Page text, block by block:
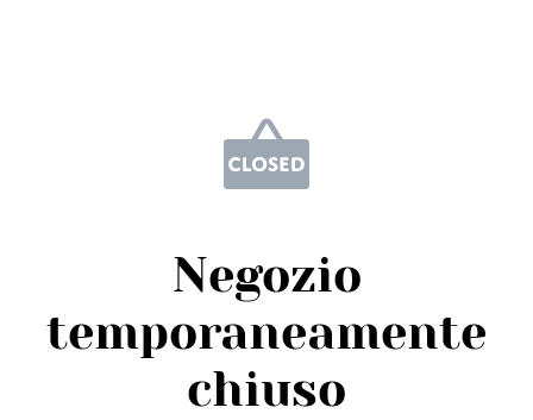
Negozio
temporaneamente
chiuso